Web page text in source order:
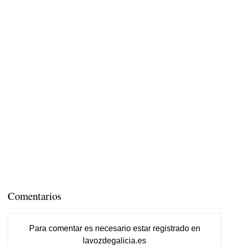
Comentarios
Para comentar es necesario estar registradoen
lavozdegalicia.es